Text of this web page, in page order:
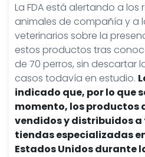
La FDA está alertando a los
animales de compañía y a
veterinarios sobre la
estos productos tras
de 70 perros, sin descartar
casos todavía en estudio.
indicado que, por lo que
momento, los productos
vendidos y distribuidos
tiendas especializadas
Estados Unidos durante